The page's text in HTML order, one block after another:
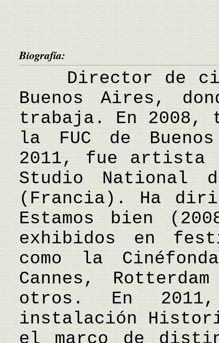
Biografía:
Director de
Buenos Aires,
trabaja. En 2008,
la FUC de
2011, fue artista
Studio National
(Francia). Ha
Estamos bien
exhibidos en
como la
Cannes,
otros. En
instalación
el marco de